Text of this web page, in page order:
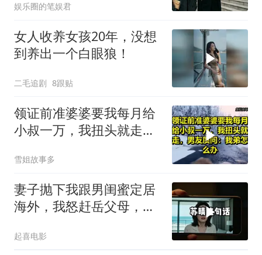
娱乐圈的笔娱君
女人收养女孩20年，没想
到养出一个白眼狼！
二毛追剧 8跟贴
领证前准婆婆要我每月给
小叔一万，我扭头就走，
雪姐故事多
妻子抛下我跟男闺蜜定居
海外，我怒赶岳父母，深
起喜电影